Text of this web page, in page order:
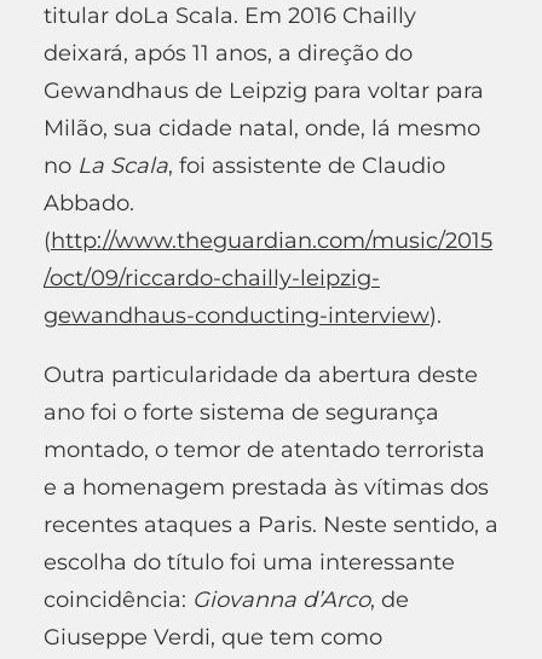
titular doLa Scala. Em 2016 Chailly
deixará, após 11 anos, a direção do
Gewandhaus de Leipzig para voltar para
Milão, sua cidade natal, onde, lá mesmo
no La Scala, foi assistente de Claudio
Abbado.
(http://www.theguardian.com/music/2015
/oct/09/riccardo-chailly-leipzig-
gewandhaus-conducting-interview).
Outra particularidade da abertura deste
ano foi o forte sistema de segurança
montado, o temor de atentado terrorista
e a homenagem prestada às vítimas dos
recentes ataques a Paris. Neste sentido, a
escolha do título foi uma interessante
coincidência: Giovanna d’Arco, de
Giuseppe Verdi, que tem como